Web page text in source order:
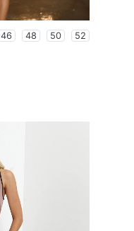
46 48 50 52